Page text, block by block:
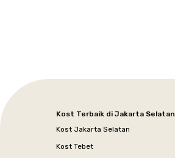
Kost Terbaik di Jakarta Selatan
Kost Jakarta Selatan
Kost Tebet